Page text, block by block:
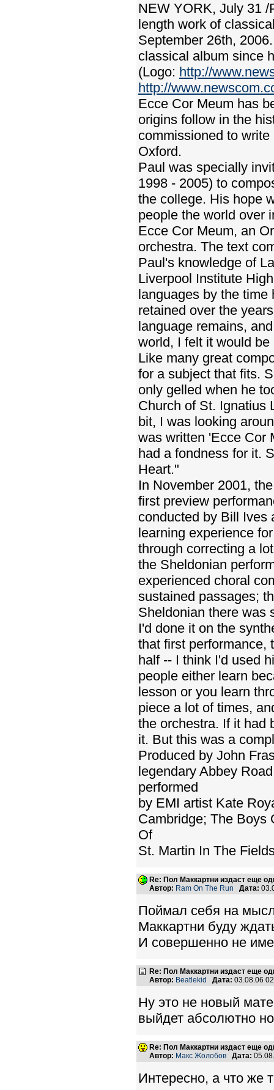
NEW YORK, July 31
length work of
September 26th,
classical album since
(Logo: http://
http://
Ecce Cor Meum has
origins follow in the
commissioned to
Oxford.
Paul was specially
1998 - 2005) to
the college. His hope
people the world over
Ecce Cor Meum, an
orchestra. The text
Paul's knowledge of
Liverpool Institute
languages by the
retained over the
language remains,
world, I felt it would
Like many great
for a subject that fits.
only gelled when he
Church of St. Ignatius
bit, I was looking
was written 'Ecce Cor
had a fondness for it.
Heart."
In November 2001,
first preview
conducted by Bill Ives
learning experience
through correcting a
the Sheldonian
experienced choral
sustained passages;
Sheldonian there was
I'd done it on the
that first performance,
half -- I think I'd used
people either learn
lesson or you learn
piece a lot of times,
the orchestra. If it had
it. But this was a
Produced by John
legendary Abbey
performed
by EMI artist Kate
Cambridge; The Boys
Of
St. Martin In The
Re: Пол Маккартни издаст еще
Автор: Ram On The Run Дата:
Поймал себя на
Маккартни буду
И совершенно не
Re: Пол Маккартни издаст еще
Автор: Beatlekid Дата: 03.08.06
Ну это не новый
выйдет абсолютно
Re: Пол Маккартни издаст еще
Автор: Макс Жолобов Дата:
Интересно, а что же